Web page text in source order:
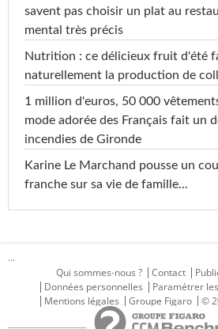
savent pas choisir un plat au
mental très précis
Nutrition : ce délicieux fruit d'été
naturellement la production de
1 million d'euros, 50 000
mode adorée des Français fait un
incendies de Gironde
Karine Le Marchand pousse un
franche sur sa vie de famille...
...
Qui sommes-nous ?
Contact
Données personnelles
Paramétrer
Mentions légales
Groupe Figaro ©